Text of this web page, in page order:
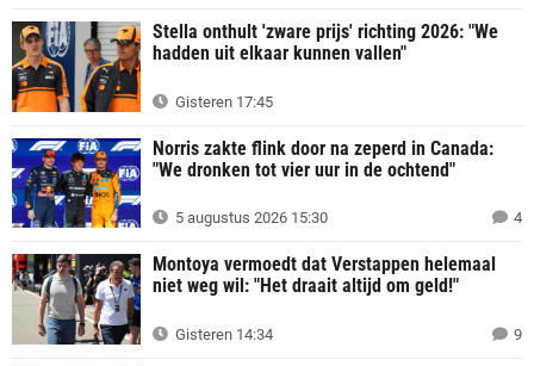
Stella onthult 'zware prijs' richting 2026: "We
hadden uit elkaar kunnen vallen"
Gisteren 17:45
Norris zakte flink door na zeperd in Canada:
"We dronken tot vier uur in de ochtend"
5 augustus 2026 15:30 4
Montoya vermoedt dat Verstappen helemaal
niet weg wil: "Het draait altijd om geld!"
Gisteren 14:34 9